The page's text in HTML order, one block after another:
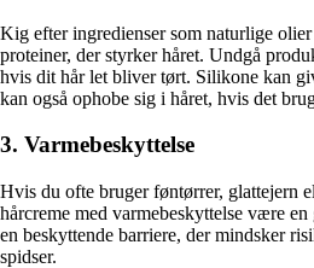
Kig efter ingredienser som naturlige
proteiner, der styrker håret. Undgå
hvis dit hår let bliver tørt. Silikone kan
kan også ophobe sig i håret, hvis det
3. Varmebeskyttelse
Hvis du ofte bruger føntørrer, glattejern
hårcreme med varmebeskyttelse være
en beskyttende barriere, der mindsker
spidser.